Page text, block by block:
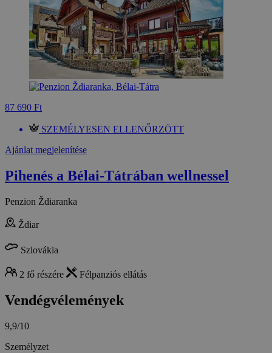
87 690 Ft
SZEMÉLYESEN ELLENŐRZÖTT
Ajánlat megjelenítése
Pihenés a Bélai-Tátrában wellnessel
Penzion Ždiaranka
Ždiar
Szlovákia
2 fő részére Félpanziós ellátás
Vendégvélemények
9,9/10
Személyzet